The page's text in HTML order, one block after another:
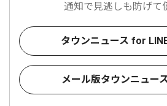
通知で見逃しも防げて
タウンニュース for
メール版タウンニュー